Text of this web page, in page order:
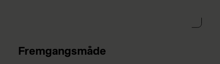
Fremgangsmåde